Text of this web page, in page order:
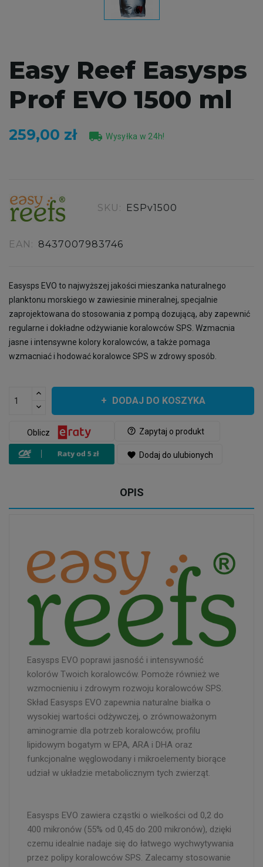
Easy Reef Easysps
Prof EVO 1500 ml
259,00 zł local_shipping Wysyłka w 24h!
SKU: ESPv1500
EAN: 8437007983746
Easysps EVO to najwyższej jakości mieszanka naturalnego
planktonu morskiego w zawiesinie mineralnej, specjalnie
zaprojektowana do stosowania z pompą dozującą, aby zapewnić
regularne i dokładne odżywianie koralowców SPS. Wzmacnia
jasne i intensywne kolory koralowców, a także pomaga
wzmacniać i hodować koralowce SPS w zdrowy sposób.
DODAJ DO KOSZYKA
help_outline Zapytaj o produkt
Oblicz
favorite Dodaj do ulubionych
OPIS
Easysps EVO poprawi jasność i intensywność
kolorów Twoich koralowców. Pomoże również we
wzmocnieniu i zdrowym rozwoju koralowców SPS.
Skład Easysps EVO zapewnia naturalne białka o
wysokiej wartości odżywczej, o zrównoważonym
aminogramie dla potrzeb koralowców, profilu
lipidowym bogatym w EPA, ARA i DHA oraz
funkcjonalne węglowodany i mikroelementy biorące
udział w układzie metabolicznym tych zwierząt.
Easysps EVO zawiera cząstki o wielkości od 0,2 do
400 mikronów (55% od 0,45 do 200 mikronów), dzięki
czemu idealnie nadaje się do łatwego wychwytywania
przez polipy koralowców SPS. Zalecamy stosowanie